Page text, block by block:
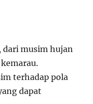
dari musim hujan
terhadap pola
dapat